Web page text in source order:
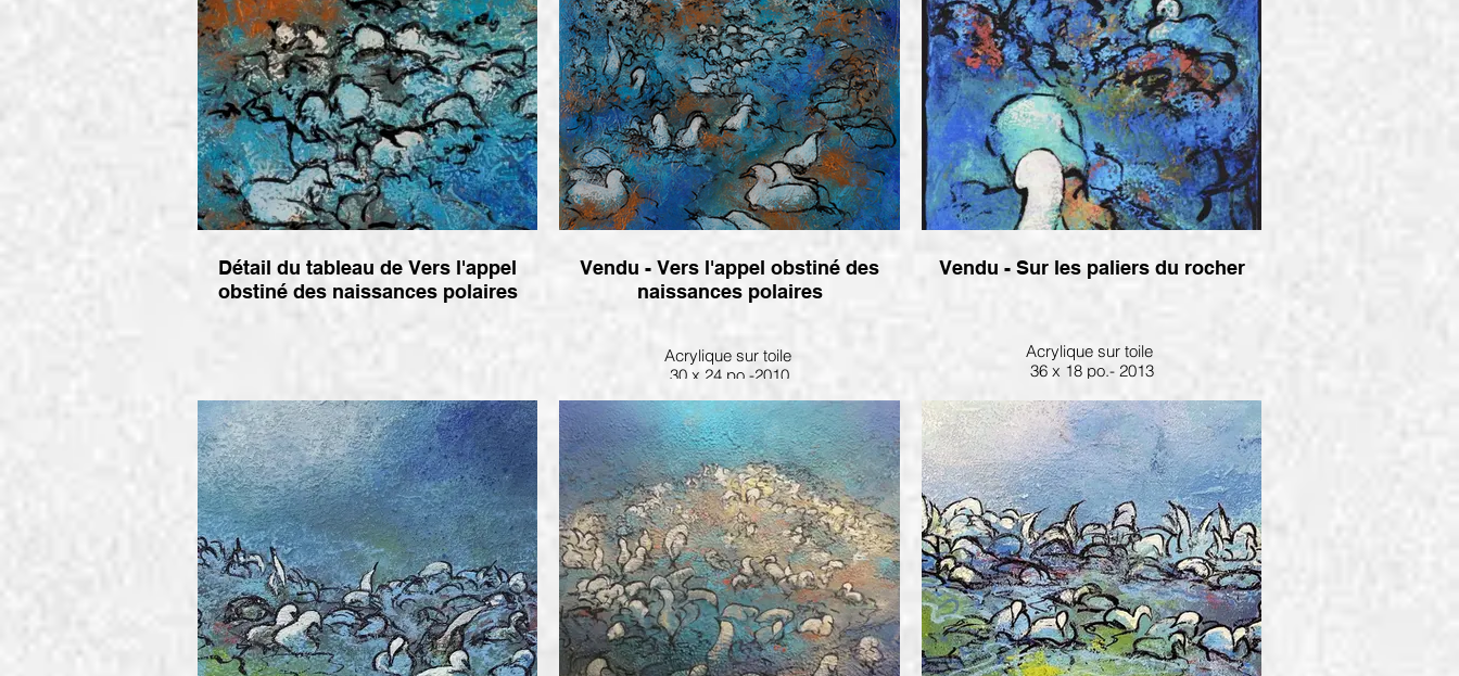
Détail du tableau de Vers l'appel
obstiné des naissances polaires
Vendu - Vers l'appel obstiné des
naissances polaires
Acrylique sur toile
30 x 24 po.-2010
Vendu - Sur les paliers du rocher
Acrylique sur toile
36 x 18 po.- 2013